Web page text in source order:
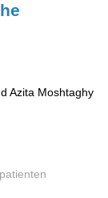
Azita Moshtaghy